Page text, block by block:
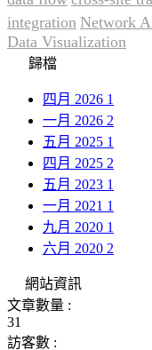
integration Network
Data Visualization
歸檔
四月 2026 1
一月 2026 2
五月 2025 1
四月 2025 2
五月 2023 1
一月 2021 1
九月 2020 1
六月 2020 2
網站資訊
文章數量 :
31
訪客數 :